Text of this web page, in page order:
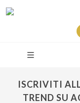
ISCRIVITI
TREND SU